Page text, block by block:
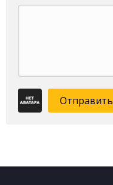
Отправить